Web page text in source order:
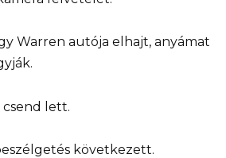
Warren autója elhajt, anyámat
lett.
következett.